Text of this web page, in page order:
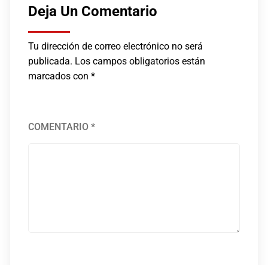
Deja Un Comentario
Tu dirección de correo electrónico no será
publicada. Los campos obligatorios están
marcados con*
COMENTARIO*